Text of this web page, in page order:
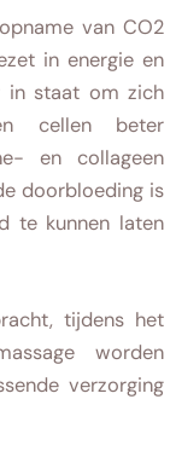
van CO2
in energie en
in staat om zich
cellen beter
en collageen
doorbloeding is
te kunnen laten
tijdens het
worden
verzorging